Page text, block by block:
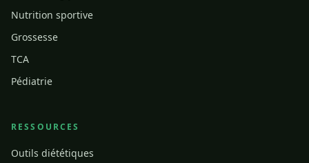
Nutrition sportive
Grossesse
TCA
Pédiatrie
RESSOURCES
Outils diététiques